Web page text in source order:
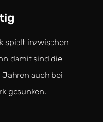
spielt inzwischen
damit sind die
Jahren auch bei
gesunken.